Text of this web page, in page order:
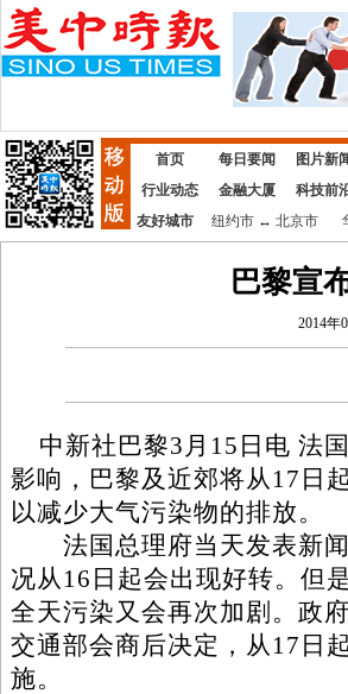
首页 每日要闻 图片新
行业动态
金融大厦 科技前
友好城市
纽约市↔ 北京市
巴黎宣
2014年
中新社巴黎3月15日电 法
影响，巴黎及近郊将从17日
以减少大气污染物的排放。
法国总理府当天发表新闻
况从16日起会出现好转。但
全天污染又会再次加剧。政
交通部会商后决定，从17日
施。